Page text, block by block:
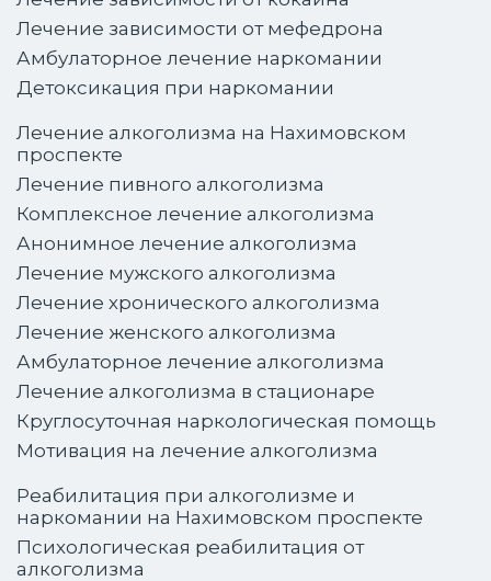
Лечение зависимости от мефедрона
Амбулаторное лечение наркомании
Детоксикация при наркомании
Лечение алкоголизма на Нахимовском
проспекте
Лечение пивного алкоголизма
Комплексное лечение алкоголизма
Анонимное лечение алкоголизма
Лечение мужского алкоголизма
Лечение хронического алкоголизма
Лечение женского алкоголизма
Амбулаторное лечение алкоголизма
Лечение алкоголизма в стационаре
Круглосуточная наркологическая помощь
Мотивация на лечение алкоголизма
Реабилитация при алкоголизме и
наркомании на Нахимовском проспекте
Психологическая реабилитация от
алкоголизма